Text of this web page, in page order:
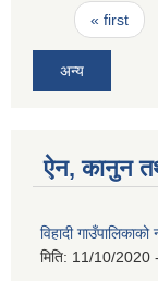
Pages
« first
अन्य
ऐन, कानुन
विहादी
मिति: 11/10/2020